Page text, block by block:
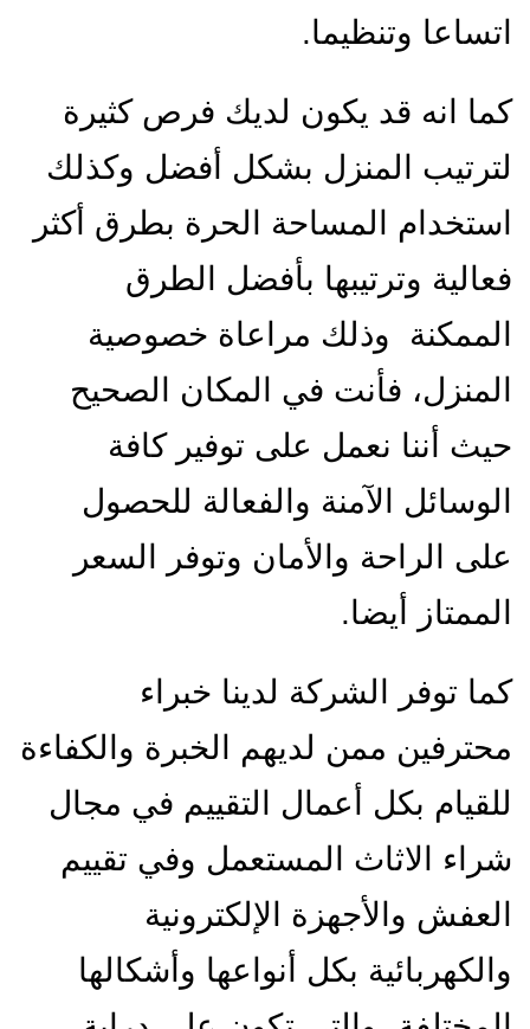
اتساعا وتنظيما.
كما انه قد يكون لديك فرص كثيرة
لترتيب المنزل بشكل أفضل وكذلك
استخدام المساحة الحرة بطرق أكثر
فعالية وترتيبها بأفضل الطرق
الممكنة وذلك مراعاة خصوصية
المنزل، فأنت في المكان الصحيح
حيث أننا نعمل على توفير كافة
الوسائل الآمنة والفعالة للحصول
على الراحة والأمان وتوفر السعر
الممتاز أيضا.
كما توفر الشركة لدينا خبراء
محترفين ممن لديهم الخبرة والكفاءة
للقيام بكل أعمال التقييم في مجال
شراء الاثاث المستعمل وفي تقييم
العفش والأجهزة الإلكترونية
والكهربائية بكل أنواعها وأشكالها